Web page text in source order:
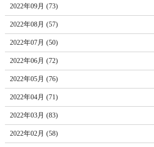
2022年09月 (73)
2022年08月 (57)
2022年07月 (50)
2022年06月 (72)
2022年05月 (76)
2022年04月 (71)
2022年03月 (83)
2022年02月 (58)